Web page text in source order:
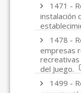
1471 -
instalación
1478 -
empresas
recreativas
del Juego.
1499 -